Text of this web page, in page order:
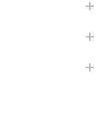
ただき、本当